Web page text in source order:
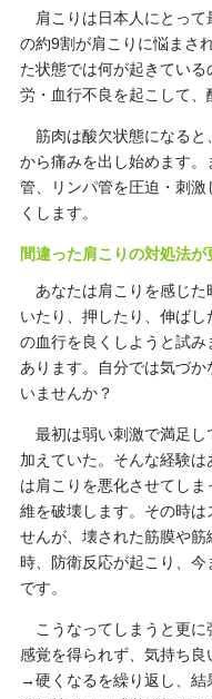
肩こりは日本人にとって
の約9割が肩こりに悩まさ
た状態では何が起きてい
労・血行不良を起こして、
筋肉は酸欠状態になると
から痛みを出し始めます
管、リンパ管を圧迫・刺
くします。
間違った肩こりの対処法が
あなたは肩こりを感じた
いたり、押したり、伸ば
の血行を良くしようと試
あります。自分では気づ
いませんか？
最初は弱い刺激で満足し
加えていた。そんな経験
は肩こりを悪化させてし
維を破壊します。その時
せんが、壊された筋膜や
時、防衛反応が起こり、
です。
こうなってしまうと更に
感覚を得られず、気持ち
→硬くなるを繰り返し、結